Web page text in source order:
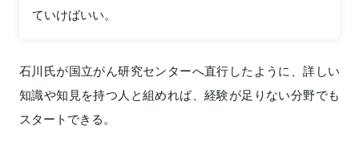
ていけばいい。
石川氏が国立がん研究センターへ直行したように、詳しい
知識や知見を持つ人と組めれば、経験が足りない分野でも
スタートできる。